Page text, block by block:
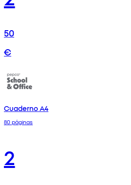
50
€
Cuaderno A4
80 páginas
2